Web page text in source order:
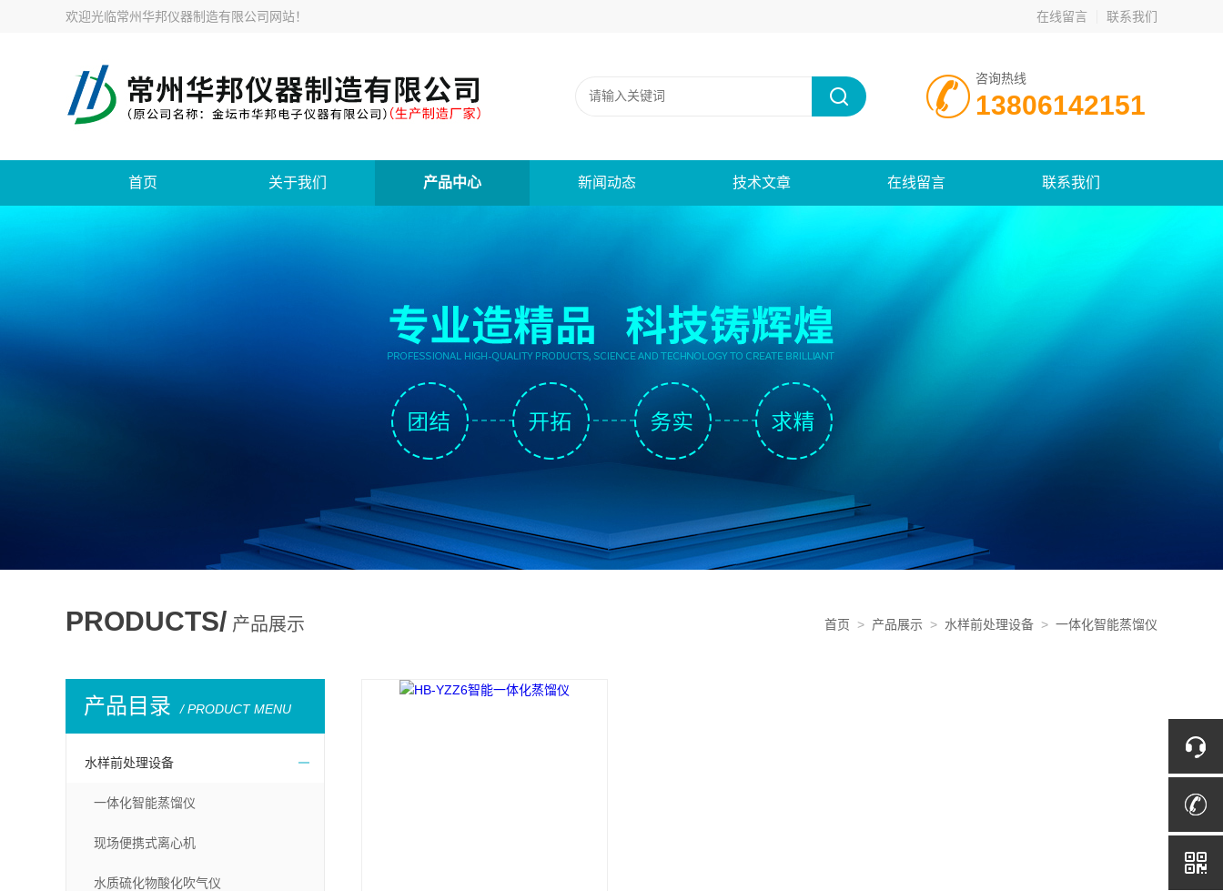
欢迎光临常州华邦仪器制造有限公司网站！ 在线留言 联系我们
咨询热线
13806142151
首页 关于我们 产品中心 新闻动态 技术文章 在线留言 联系我们
PRODUCTS/ 产品展示 首页 > 产品展示 > 水样前处理设备 > 一体化智能蒸馏仪
产品目录 / PRODUCT MENU
水样前处理设备
一体化智能蒸馏仪
现场便携式离心机
水质硫化物酸化吹气仪